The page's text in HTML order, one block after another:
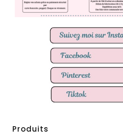
Produits